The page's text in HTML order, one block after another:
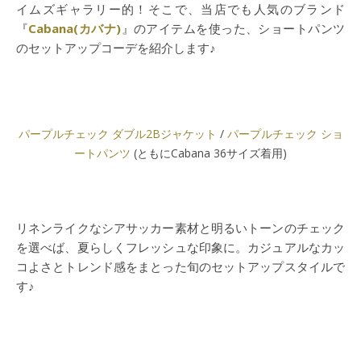
イムズギャラリー的！そこで、当店でも人気のブランド
『Cabana(カバナ)』のアイテムを使った、ショートパンツ
のセットアップコーデを紹介します♪
パープルチェック ダブル2Bジャケット / パープルチェック ショ
ートパンツ (ともにCabana 36サイズ着用)
リネンライクなシアサッカー素材と明るいトーンのチェック
を選べば、夏らしくフレッシュな印象に。カジュアルなカッ
コよさとトレンド感をまとった旬のセットアップスタイルで
す♪